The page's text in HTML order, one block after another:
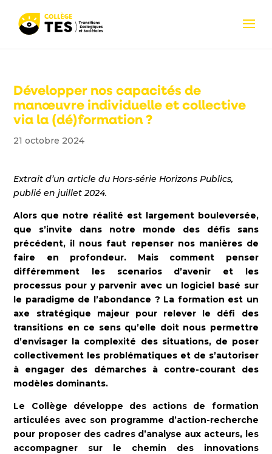
Développer nos capacités de
manœuvre individuelle et collective
via la (dé)formation ?
21 octobre 2024
Extrait d’un article du Hors-série Horizons Publics,
publié en juillet 2024.
Alors que notre réalité est largement bouleversée,
que s’invite dans notre monde des défis sans
précédent, il nous faut repenser nos manières de
faire en profondeur. Mais comment penser
différemment les scenarios d’avenir et les
processus pour y parvenir avec un logiciel basé sur
le paradigme de l’abondance ? La formation est un
axe stratégique majeur pour relever le défi des
transitions en ce sens qu’elle doit nous permettre
d’envisager la complexité des situations, de poser
collectivement les problématiques et de s’autoriser
à engager des démarches à contre-courant des
modèles dominants.
Le Collège développe des actions de formation
articulées avec son programme d’action-recherche
pour proposer des cadres d’analyse aux acteurs, les
accompagner sur le chemin des innovations